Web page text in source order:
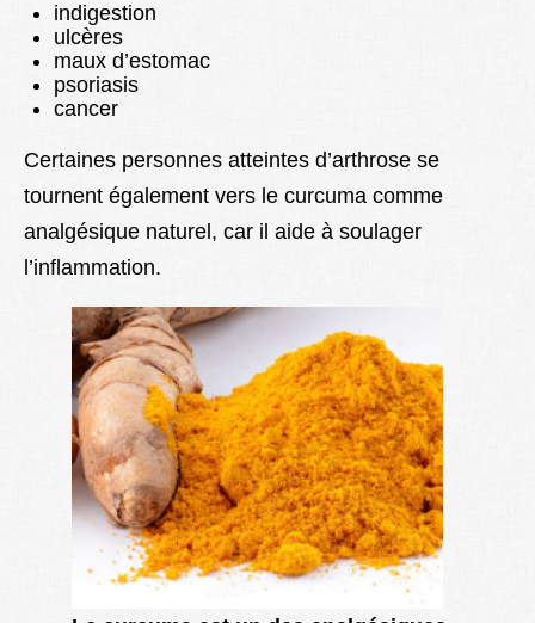
indigestion
ulcères
maux d’estomac
psoriasis
cancer
Certaines personnes atteintes d’arthrose se
tournent également vers le curcuma comme
analgésique naturel, car il aide à soulager
l’inflammation.